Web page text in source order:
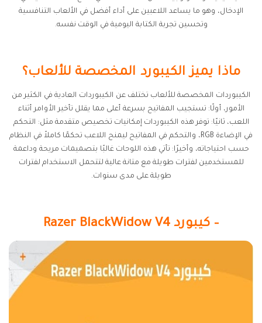
الإدخال، وهو ما يساعد اللاعبين على أداء أفضل في الألعاب التنافسية
وتحسين تجربة الكتابة اليومية في الوقت نفسه.
ماذا يميز الكيبورد المخصصة للألعاب؟
الكيبوردات المخصصة للألعاب تختلف عن الكيبوردات العادية في الكثير من
الأمور، أولًا: تستجيب المفاتيح بسرعة أعلى مما يقلل تأخير الأوامر أثناء
اللعب، ثانيًا: توفر هذه الكيبوردات إمكانيات تخصيص متقدمة مثل: التحكم
في الإضاءة RGB، والتحكم في المفاتيح ليمنح اللاعب تحكمًا كاملاً في النظام
حسب احتياجاته، وأخيرًا: تأتي هذه اللوحات غالبًا بتصميمات مريحة وداعمة
للمستخدمين لفترات طويلة مع متانة عالية لتتحمل الاستخدام لفترات
طويلة على مدى سنوات.
– كيبورد Razer BlackWidow V4